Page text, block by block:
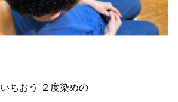
いちおう ２度染めの